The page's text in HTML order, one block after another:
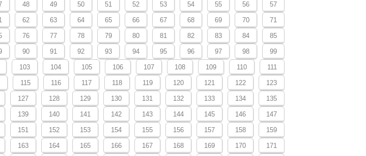
48 49 50 51 52 53 54 55 56 57
62 63 64 65 66 67 68 69 70 71
76 77 78 79 80 81 82 83 84 85
90 91 92 93 94 95 96 97 98 99
103 104 105 106 107 108 109 110 111
115 116 117 118 119 120 121 122 123
127 128 129 130 131 132 133 134 135
139 140 141 142 143 144 145 146 147
151 152 153 154 155 156 157 158 159
163 164 165 166 167 168 169 170 171